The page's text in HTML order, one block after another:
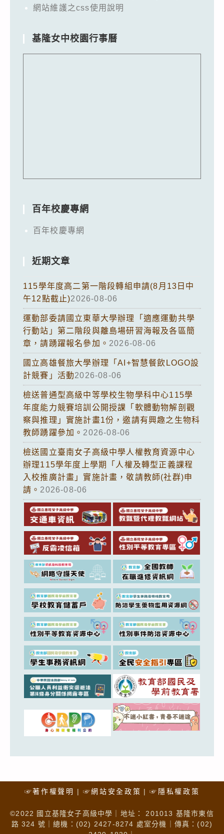
網站維護之css使用說明
基隆女中校園行事曆
百年校慶專網
百年校慶專網
近期文章
115學年度高二第一階段轉組申請(8月13日中
午12點截止)2026-08-06
運動部委請國立東華大學辦理「適應運動共學
行動站」第二階段與離島場研習海報及各區簡
章，請踴躍報名參加。 2026-08-06
國立高雄餐旅大學辦理「AI+智慧餐飲LOGO設
計競賽」活動2026-08-06
檢送普通型高級中等學校生物學科中心115學
年度能力競賽培訓公開授課「軟體動物解剖觀
察與推理」實施計畫1份，邀請有興趣之生物科
教師踴躍參加。 2026-08-06
檢送國立臺南女子高級中學人權教育資源中心
辦理115學年度上學期「人權及轉型正義課程
入校推廣計畫」實施計畫，敬請教師(社群)申
請。 2026-08-06
☞著作權聲明 ☞網站安全政策 ☞隱私權政策
©2022 國立基隆女子高級中學｜地址： 201013 基隆市東信
路 324 號｜總機：(02) 2427-8274 處室分機｜傳真：(02)